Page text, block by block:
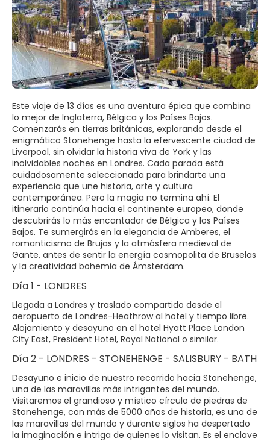
Este viaje de 13 días es una aventura épica que combina
lo mejor de Inglaterra, Bélgica y los Países Bajos.
Comenzarás en tierras británicas, explorando desde el
enigmático Stonehenge hasta la efervescente ciudad de
Liverpool, sin olvidar la historia viva de York y las
inolvidables noches en Londres. Cada parada está
cuidadosamente seleccionada para brindarte una
experiencia que une historia, arte y cultura
contemporánea. Pero la magia no termina ahí. El
itinerario continúa hacia el continente europeo, donde
descubrirás lo más encantador de Bélgica y los Países
Bajos. Te sumergirás en la elegancia de Amberes, el
romanticismo de Brujas y la atmósfera medieval de
Gante, antes de sentir la energía cosmopolita de Bruselas
y la creatividad bohemia de Ámsterdam.
Día 1 - LONDRES
Llegada a Londres y traslado compartido desde el
aeropuerto de Londres-Heathrow al hotel y tiempo libre.
Alojamiento y desayuno en el hotel Hyatt Place London
City East, President Hotel, Royal National o similar.
Día 2 - LONDRES - STONEHENGE - SALISBURY - BATH
Desayuno e inicio de nuestro recorrido hacia Stonehenge,
una de las maravillas más intrigantes del mundo.
Visitaremos el grandioso y místico círculo de piedras de
Stonehenge, con más de 5000 años de historia, es una de
las maravillas del mundo y durante siglos ha despertado
la imaginación e intriga de quienes lo visitan. Es el enclave